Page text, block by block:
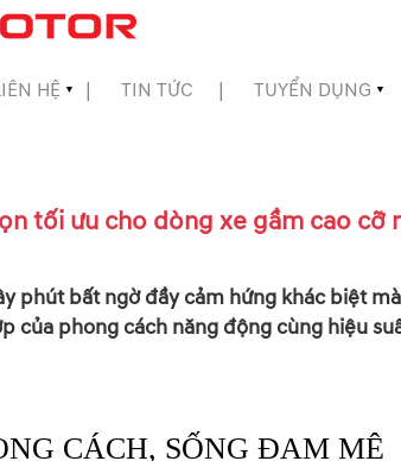
HỆ ▼ TIN TỨC TUYỂN DỤNG ▼
tối ưu cho dòng xe gầm cao cỡ
phút bất ngờ đầy cảm hứng khác biệt
của phong cách năng động cùng hiệu
CÁCH, SỐNG ĐAM MÊ